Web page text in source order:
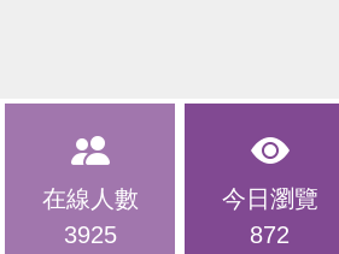
在線人數
3925
今日瀏覽
872